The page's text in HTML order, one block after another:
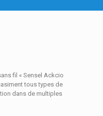
fil « Sensel Ackcio
tous types de
dans de multiples